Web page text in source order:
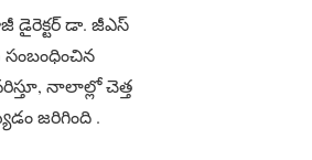
డా. జీఎస్
నాలాల్లో చెత్త
జరిగింది .